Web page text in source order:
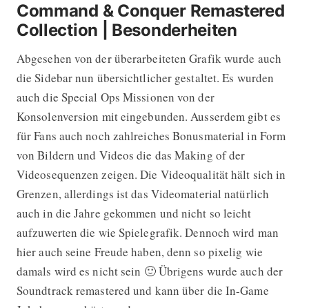
Command & Conquer Remastered
Collection | Besonderheiten
Abgesehen von der überarbeiteten Grafik wurde auch
die Sidebar nun übersichtlicher gestaltet. Es wurden
auch die Special Ops Missionen von der
Konsolenversion mit eingebunden. Ausserdem gibt es
für Fans auch noch zahlreiches Bonusmaterial in Form
von Bildern und Videos die das Making of der
Videosequenzen zeigen. Die Videoqualität hält sich in
Grenzen, allerdings ist das Videomaterial natürlich
auch in die Jahre gekommen und nicht so leicht
aufzuwerten die wie Spielegrafik. Dennoch wird man
hier auch seine Freude haben, denn so pixelig wie
damals wird es nicht sein 🙂 Übrigens wurde auch der
Soundtrack remastered und kann über die In-Game